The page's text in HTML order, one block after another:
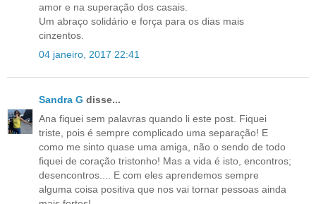
amor e na superação dos casais.
Um abraço solidário e força para os dias mais
cinzentos.
04 janeiro, 2017 22:41
Sandra G disse...
Ana fiquei sem palavras quando li este post. Fiquei
triste, pois é sempre complicado uma separação! E
como me sinto quase uma amiga, não o sendo de todo
fiquei de coração tristonho! Mas a vida é isto, encontros;
desencontros.... E com eles aprendemos sempre
alguma coisa positiva que nos vai tornar pessoas ainda